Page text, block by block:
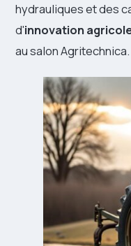
hydrauliques et des
d'innovation
au salon Agritechnica.